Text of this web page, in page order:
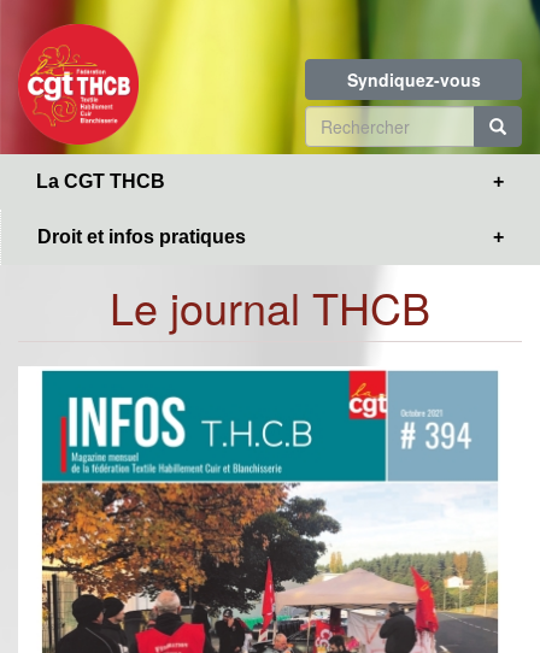
contenu
principal
Syndiquez-vous
Formulaire
de
La CGT THCB
Droit et infos pratiques
Le journal THCB